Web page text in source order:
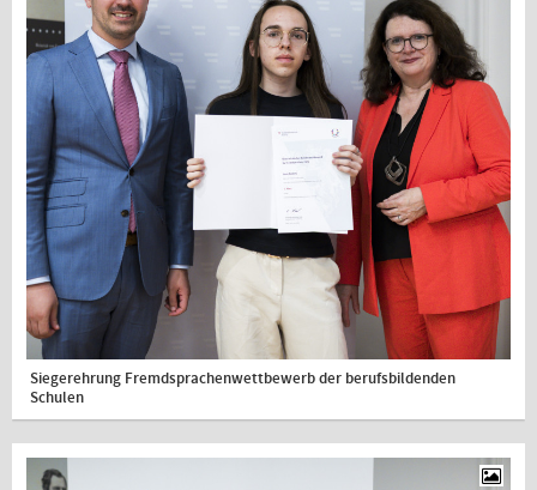
Siegerehrung Fremdsprachenwettbewerb der berufsbildenden
Schulen